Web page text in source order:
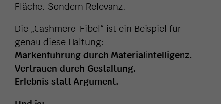
Fläche. Sondern Relevanz.
Die „Cashmere-Fibel“ ist ein Beispiel für
genau diese Haltung:
Markenführung durch Materialintelligenz.
Vertrauen durch Gestaltung.
Erlebnis statt Argument.